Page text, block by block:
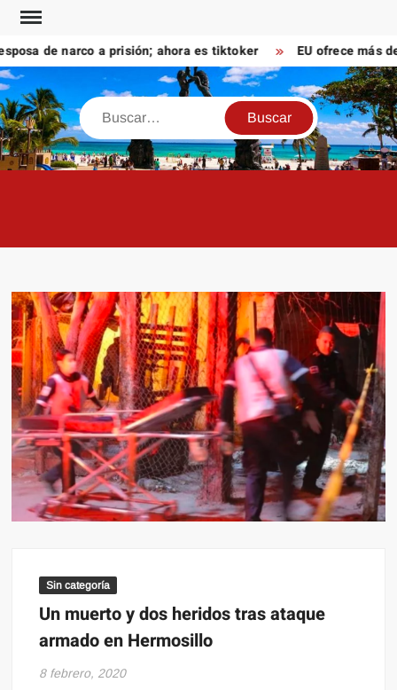
Saltar
contenidode narco a prisión; ahora es tiktoker EU ofrece más de
Buscar
Sin categoría
Un muerto y dos heridos tras ataque
armado en Hermosillo
8 febrero, 2020